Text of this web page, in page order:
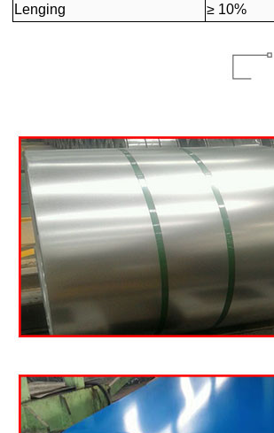
Lenging
≥ 10%